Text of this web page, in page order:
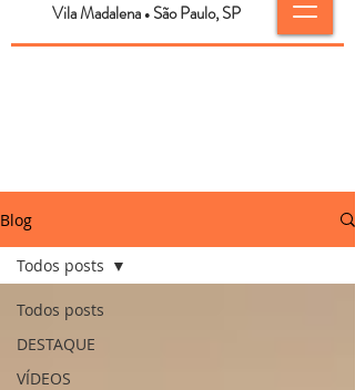
Vila Madalena ●São Paulo, SP
Blog
Todos posts
DESTAQUE
VÍDEOS
Todos posts